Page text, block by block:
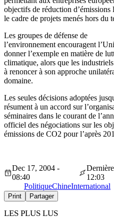
objectifs de réduction d’émissions
le cadre de projets menés hors du
Les groupes de défense de
l’environnement encouragent
donner l’exemple en matière de
climatique, alors que les
à renoncer à son approche
domaine.
Les seules décisions adoptées
résument à un accord sur
séminaires dans le courant de
officiel des négociations sur les
émissions de CO2 pour l’après
Dec 17, 2004 -
08:40
12:03
PolitiqueChineInternational
Print Partager
LES PLUS LUS